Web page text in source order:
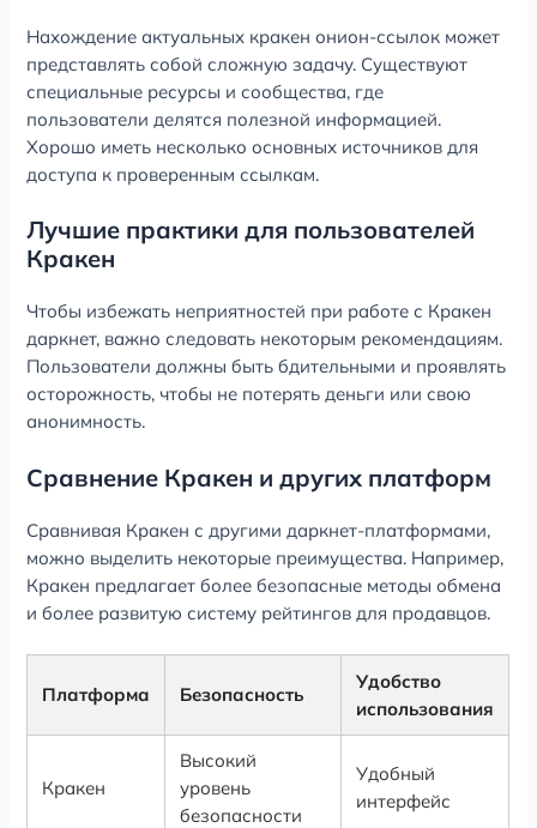
Нахождение актуальных кракен онион-ссылок может
представлять собой сложную задачу. Существуют
специальные ресурсы и сообщества, где
пользователи делятся полезной информацией.
Хорошо иметь несколько основных источников для
доступа к проверенным ссылкам.
Лучшие практики для пользователей
Кракен
Чтобы избежать неприятностей при работе с Кракен
даркнет, важно следовать некоторым рекомендациям.
Пользователи должны быть бдительными и проявлять
осторожность, чтобы не потерять деньги или свою
анонимность.
Сравнение Кракен и других платформ
Сравнивая Кракен с другими даркнет-платформами,
можно выделить некоторые преимущества. Например,
Кракен предлагает более безопасные методы обмена
и более развитую систему рейтингов для продавцов.
Платформа Безопасность
Удобство
использования
Кракен
Высокий
уровень
безопасности
Удобный
интерфейс